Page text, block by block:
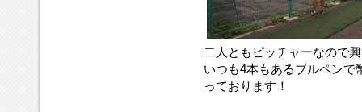
二人ともピッチャーなので
いつも4本もあるブルペンで
っております！